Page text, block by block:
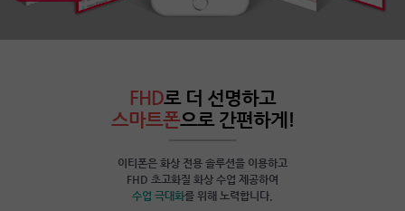
FHD로 더 선명하고
스마트폰으로 간편하게!
이티폰은 화상 전용 솔루션을 이용하고
FHD 초고화질 화상 수업 제공하여
수업 극대화를 위해 노력합니다.